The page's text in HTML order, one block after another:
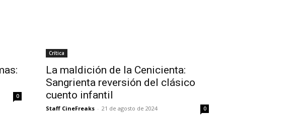
0
Crítica
La maldición de la Cenicienta:
Sangrienta reversión del clásico
cuento infantil
Staff CineFreaks - 21 de agosto de 2024 0